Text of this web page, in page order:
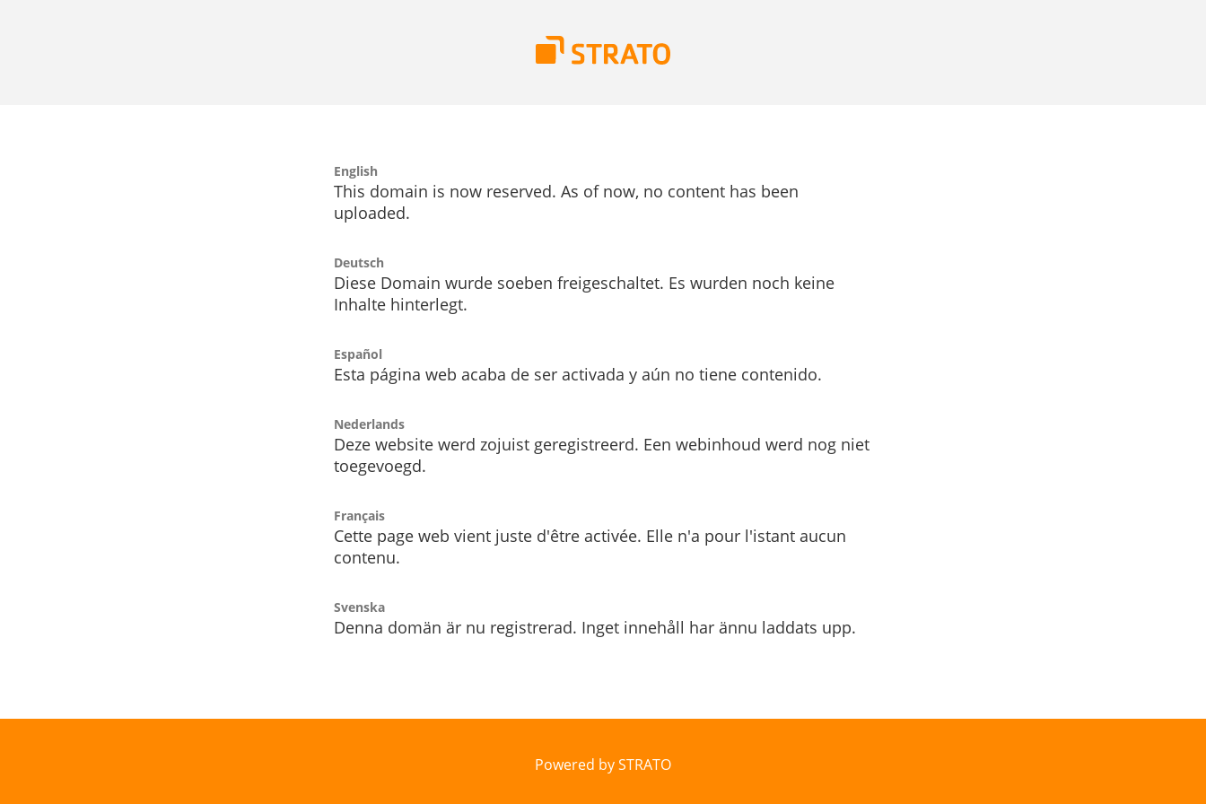
English
This domain is now reserved. As of now, no content has been
uploaded.
Deutsch
Diese Domain wurde soeben freigeschaltet. Es wurden noch keine
Inhalte hinterlegt.
Español
Esta página web acaba de ser activada y aún no tiene contenido.
Nederlands
Deze website werd zojuist geregistreerd. Een webinhoud werd nog niet
toegevoegd.
Français
Cette page web vient juste d'être activée. Elle n'a pour l'istant aucun
contenu.
Svenska
Denna domän är nu registrerad. Inget innehåll har ännu laddats upp.
Powered by STRATO